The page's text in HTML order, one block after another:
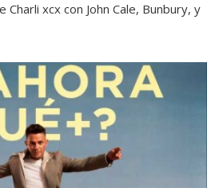
xcx con John Cale, Bunbury, y